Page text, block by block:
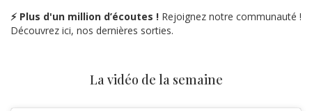
⚡ Plus d'un million d’écoutes ! Rejoignez notre communauté !
Découvrez ici, nos dernières sorties.
La vidéo de la semaine